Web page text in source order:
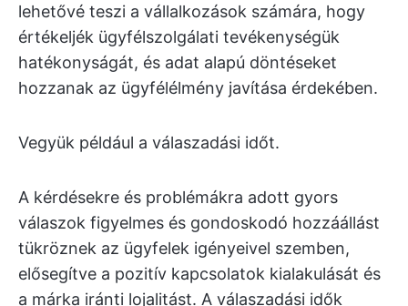
lehetővé teszi a vállalkozások számára, hogy
értékeljék ügyfélszolgálati tevékenységük
hatékonyságát, és adat alapú döntéseket
hozzanak az ügyfélélmény javítása érdekében.
Vegyük például a válaszadási időt.
A kérdésekre és problémákra adott gyors
válaszok figyelmes és gondoskodó hozzáállást
tükröznek az ügyfelek igényeivel szemben,
elősegítve a pozitív kapcsolatok kialakulását és
a márka iránti lojalitást. A válaszadási idők